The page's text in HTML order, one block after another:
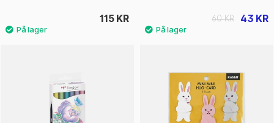
115 KR 43 KR
60 KR